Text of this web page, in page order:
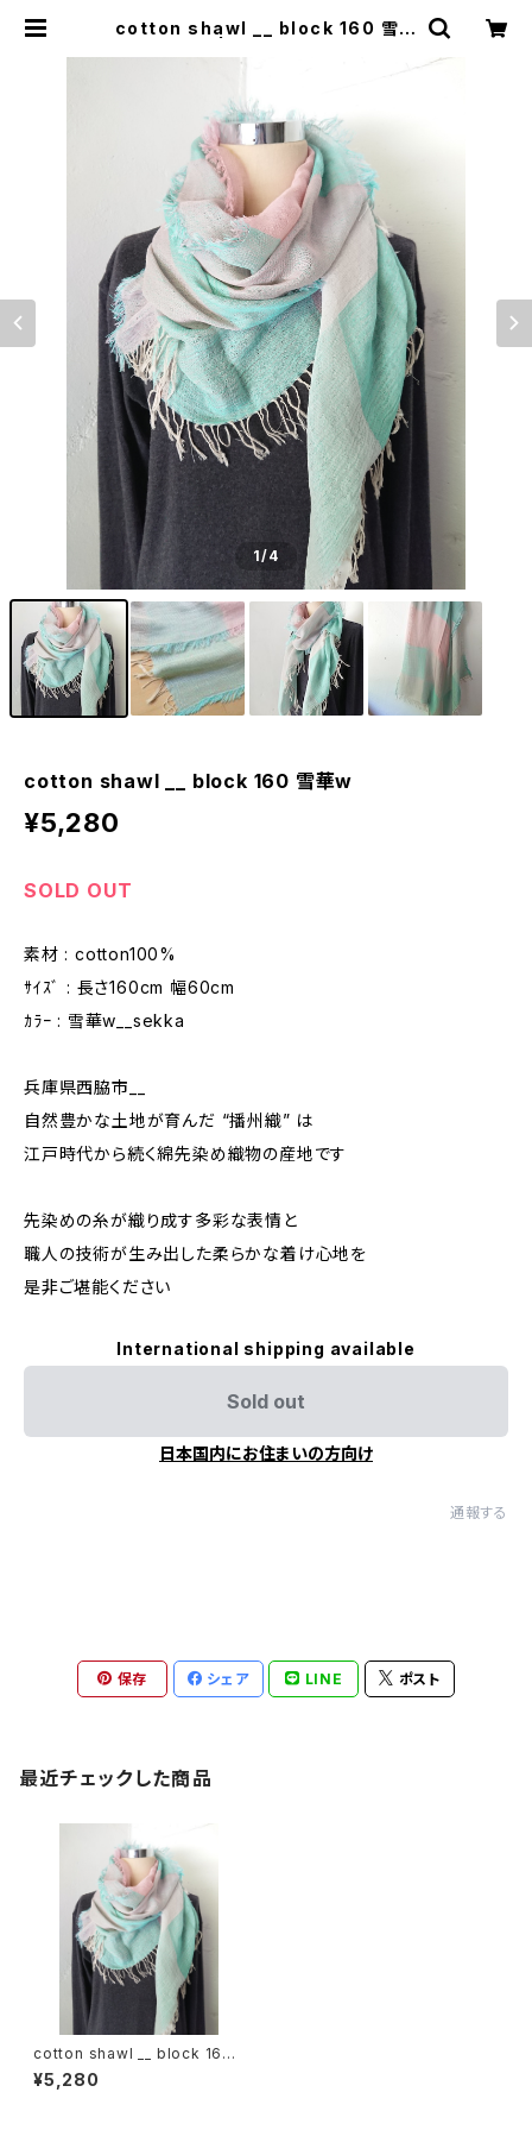
cotton shawl __ block 160 雪華
1/4
cotton shawl __ block 160 雪華w
¥5,280
SOLD OUT
素材 : cotton100%
ｻｲｽﾞ : 長さ160cm 幅60cm
ｶﾗｰ : 雪華w__sekka
兵庫県西脇市__
自然豊かな土地が育んだ “播州織” は
江戸時代から続く綿先染め織物の産地です
先染めの糸が織り成す多彩な表情と
職人の技術が生み出した柔らかな着け心地を
是非ご堪能ください
International shipping available
Sold out
日本国内にお住まいの方向け
通報する
保存 シェア LINE ポスト
最近チェックした商品
cotton shawl __ block 160
雪華w
¥5,280